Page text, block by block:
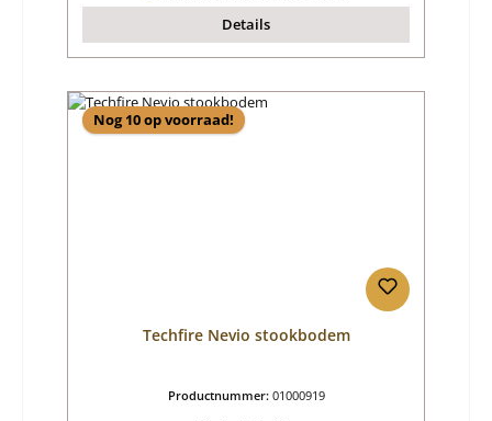
Details
Nog 10 op voorraad!
Techfire Nevio stookbodem
Productnummer: 01000919